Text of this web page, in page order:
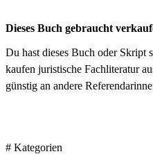
Dieses Buch gebraucht
Du hast dieses Buch oder Skript
kaufen juristische Fachliteratur
günstig an andere
# Kategorien